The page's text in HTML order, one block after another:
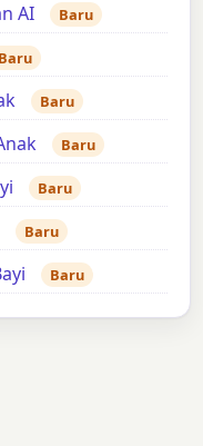
AI Baru
Baru
Baru
Baru
Baru
Baru
Baru